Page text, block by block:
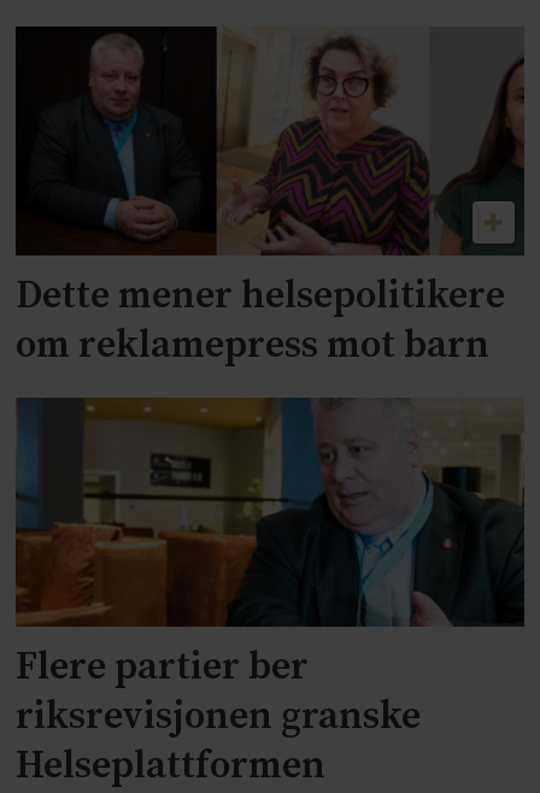
Dette mener helsepolitikere
om reklamepress mot barn
Flere partier ber
riksrevisjonen granske
Helseplattformen